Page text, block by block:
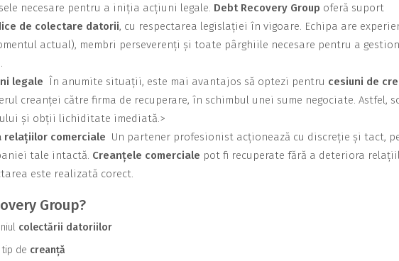
necesare pentru a iniția acțiuni legale. Debt Recovery Group oferă suport
de colectare datorii, cu respectarea legislației în vigoare. Echipa are
actual), membri perseverenți și toate pârghiile necesare pentru a
legale În anumite situații, este mai avantajos să optezi pentru cesiuni de
creanței către firma de recuperare, în schimbul unei sume negociate. Astfel,
și obții lichiditate imediată.>
relațiilor comerciale Un partener profesionist acționează cu discreție și tact,
tale intactă. Creanțele comerciale pot fi recuperate fără a deteriora
este realizată corect.
Group?
colectării datoriilor
de creanță